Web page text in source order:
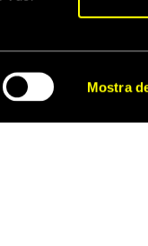
Mostra
CONDIVIDI